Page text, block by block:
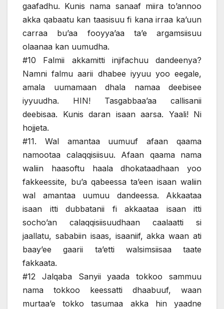
gaafadhu. Kunis nama sanaaf miira to’annoo
akka qabaatu kan taasisuu fi kana irraa ka’uun
carraa bu’aa fooyya’aa ta’e argamsiisuu
olaanaa kan uumudha.
#10 Falmii akkamitti injifachuu dandeenya?
Namni falmu aarii dhabee iyyuu yoo eegale,
amala uumamaan dhala namaa deebisee
iyyuudha. HIN! Tasgabbaa’aa callisanii
deebisaa. Kunis daran isaan aarsa. Yaali! Ni
hojjeta.
#11. Wal amantaa uumuuf afaan qaama
namootaa calaqqisiisuu. Afaan qaama nama
waliin haasoftu haala dhokataadhaan yoo
fakkeessite, bu’a qabeessa ta’een isaan waliin
wal amantaa uumuu dandeessa. Akkaataa
isaan itti dubbatanii fi akkaataa isaan itti
socho’an calaqqisiisuudhaan caalaatti si
jaallatu, sababiin isaas, isaaniif, akka waan ati
baay’ee gaarii ta’etti walsimsiisaa taate
fakkaata.
#12 Jalqaba Sanyii yaada tokkoo sammuu
nama tokkoo keessatti dhaabuuf, waan
murtaa’e tokko tasumaa akka hin yaadne